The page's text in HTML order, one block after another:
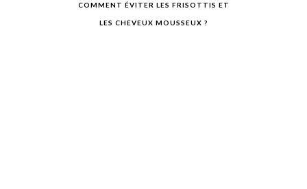
COMMENT ÉVITER LES FRISOTTIS ET
LES CHEVEUX MOUSSEUX ?